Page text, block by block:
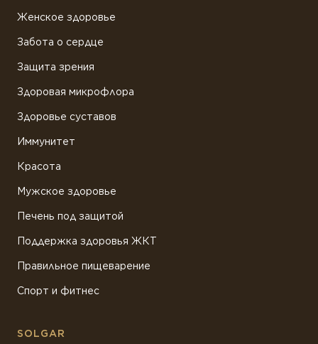
Женское здоровье
Забота о сердце
Защита зрения
Здоровая микрофлора
Здоровье суставов
Иммунитет
Красота
Мужское здоровье
Печень под защитой
Поддержка здоровья ЖКТ
Правильное пищеварение
Спорт и фитнес
SOLGAR